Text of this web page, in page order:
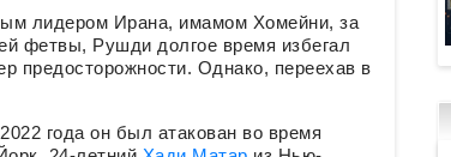
лидером Ирана, имамом Хомейни, за
фетвы, Рушди долгое время избегал
предосторожности. Однако, переехав в
года он был атакован во время